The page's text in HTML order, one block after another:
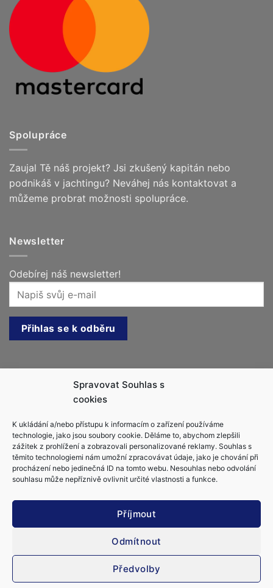
Spravovat Souhlas s
cookies
K ukládání a/nebo přístupu k informacím o zařízení používáme
technologie, jako jsou soubory cookie. Děláme to, abychom zlepšili
zážitek z prohlížení a zobrazovali personalizované reklamy. Souhlas s
těmito technologiemi nám umožní zpracovávat údaje, jako je chování při
procházení nebo jedinečná ID na tomto webu. Nesouhlas nebo odvolání
souhlasu může nepříznivě ovlivnit určité vlastnosti a funkce.
Příjmout
Odmítnout
Předvolby
Spolupráce
Zaujal Tě náš projekt? Jsi zkušený kapitán nebo
podnikáš v jachtingu? Neváhej nás kontaktovat a
můžeme probrat možnosti spolupráce.
Newsletter
Odebírej náš newsletter!
info@jachtarka.cz
jachtarka@gmail.com
+420 605 220 553
Obchodní podmínky
Ochrana osobních údajů
Vše o kapitánských průkazech
Kapitánský průkaz MDČR C (Velitel námořní jachty C)
Řízení lodě bez průkazu
Kapitánské průkazy RYA